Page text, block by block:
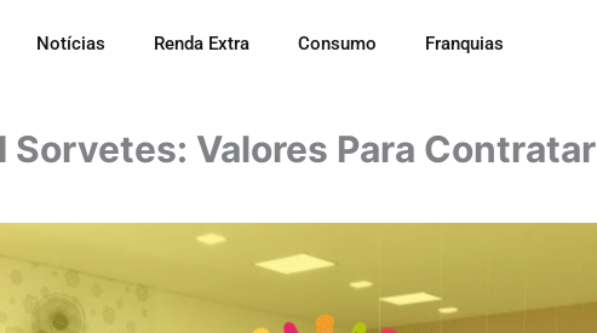
Notícias Renda Extra Consumo Franquias
Sorvetes: Valores Para Contratar